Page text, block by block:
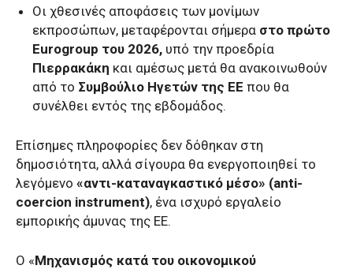
Οι χθεσινές αποφάσεις των μονίμων
εκπροσώπων, μεταφέρονται σήμερα στο πρώτο
Eurogroup του 2026, υπό την προεδρία
Πιερρακάκη και αμέσως μετά θα ανακοινωθούν
από το Συμβούλιο Ηγετών της ΕΕ που θα
συνέλθει εντός της εβδομάδος.
Επίσημες πληροφορίες δεν δόθηκαν στη
δημοσιότητα, αλλά σίγουρα θα ενεργοποιηθεί το
λεγόμενο «αντι-καταναγκαστικό μέσο» (anti-
coercion instrument), ένα ισχυρό εργαλείο
εμπορικής άμυνας της ΕΕ.
O «Μηχανισμός κατά του οικονομικού